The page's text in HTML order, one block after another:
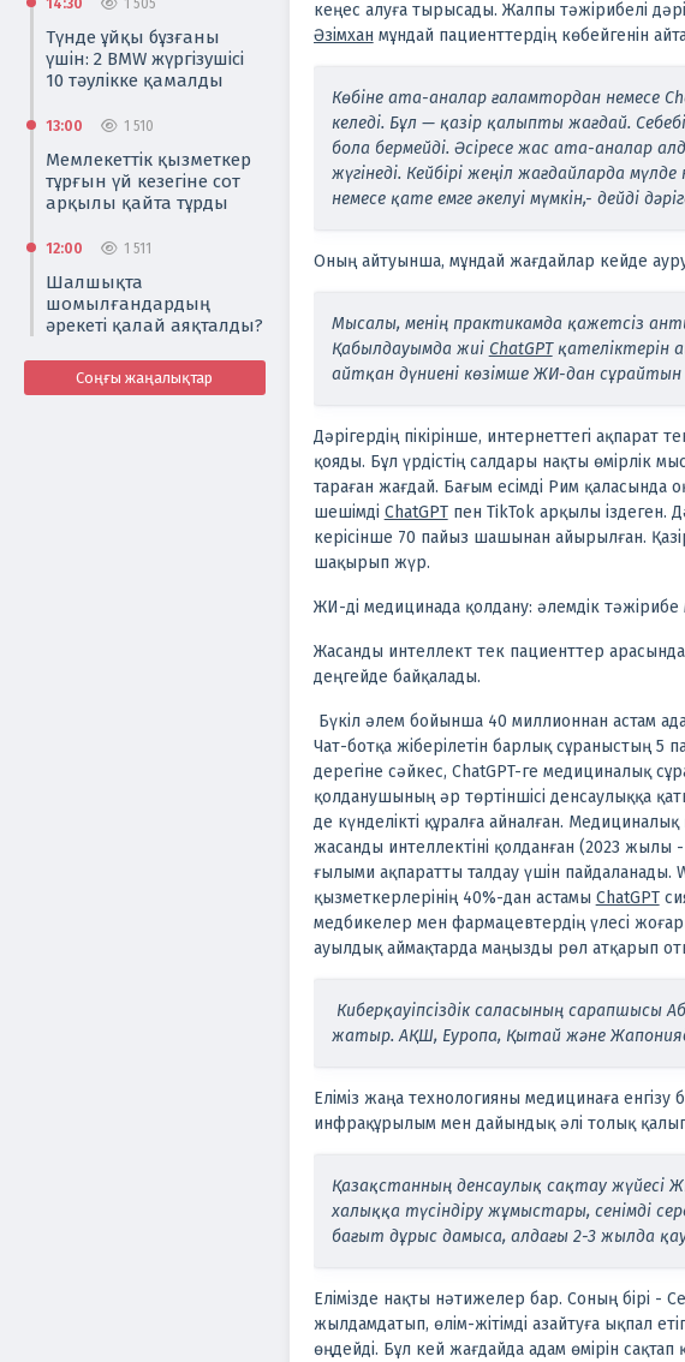
Түнде ұйқы бұзғаны
үшін: 2 BMW жүргізушісі
10 тәулікке қамалды
13:00 1 510
Мемлекеттік қызметкер
тұрғын үй кезегіне сот
арқылы қайта тұрды
12:00 1 511
Шалшықта
шомылғандардың
әрекеті қалай аяқталды?
Соңғы жаңалықтар
кеңес алуға тырысады. Жалпы тәжірибелі
Әзімхан мұндай пациенттердің көбейгенін
Көбіне ата-аналар ғаламтордан немесе
келеді. Бұл — қазір қалыпты жағдай.
бола бермейді. Әсіресе жас ата-аналар
жүгінеді. Кейбірі жеңіл жағдайларда
немесе қате емге әкелуі мүмкін,- дейді
Оның айтуынша, мұндай жағдайлар кейде
Мысалы, менің практикамда қажетсіз
Қабылдауымда жиі ChatGPTқателіктерін
айтқан дүниені көзімше ЖИ-дан сұрайтын
Дәрігердің пікірінше, интернеттегі ақпарат
қояды. Бұл үрдістің салдары нақты өмірлік
тараған жағдай. Бағым есімді Рим
шешімді ChatGPTпен TikTok арқылы іздеген.
керісінше 70 пайыз шашынан айырылған.
шақырып жүр.
ЖИ-ді медицинада қолдану: әлемдік
Жасанды интеллект тек пациенттер
деңгейде байқалады.
Бүкіл әлем бойынша 40 миллионнан астам
Чат-ботқа жіберілетін барлық сұраныстың
дерегіне сәйкес, ChatGPT-ге медициналық
қолданушының әр төртіншісі денсаулыққа
де күнделікті құралға айналған.
жасанды интеллектіні қолданған (2023
ғылыми ақпаратты талдау үшін пайдаланады.
қызметкерлерінің 40%-дан астамы ChatGPT
медбикелер мен фармацевтердің үлесі
ауылдық аймақтарда маңызды рөл атқарып
Киберқауіпсіздік саласының сарапшысы
жатыр.АҚШ, Еуропа, Қытай және
Еліміз жаңа технологияны медицинаға
инфрақұрылым мен дайындық әлі толық
Қазақстанның денсаулық сақтау жүйесі
халыққа түсіндіру жұмыстары, сенімді
бағыт дұрыс дамыса, алдағы 2-3 жылда
Елімізде нақты нәтижелер бар. Соның бірі -
жылдамдатып, өлім-жітімді азайтуға ықпал
өңдейді. Бұл кей жағдайда адам өмірін сақтап